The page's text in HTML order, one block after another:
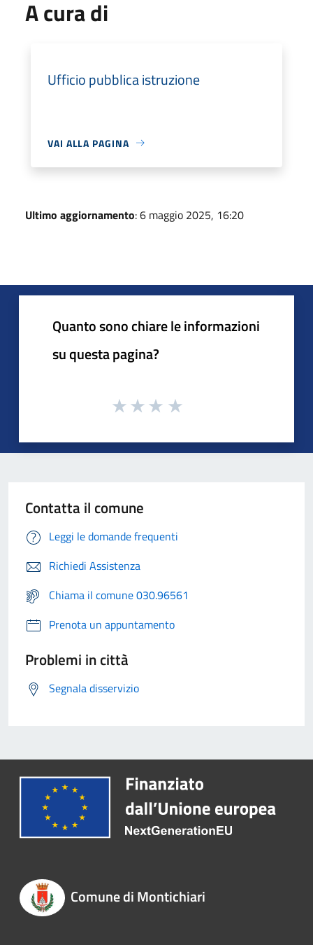
A cura di
Ufficio pubblica istruzione
VAI ALLA PAGINA
Ultimo aggiornamento: 6 maggio 2025, 16:20
Quanto sono chiare le informazioni
su questa pagina?
Contatta il comune
Leggi le domande frequenti
Richiedi Assistenza
Chiama il comune 030.96561
Prenota un appuntamento
Problemi in città
Segnala disservizio
Comune di Montichiari